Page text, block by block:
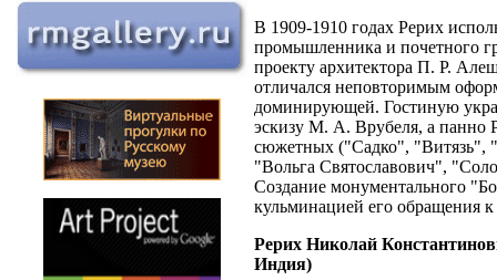
В 1909-1910 годах Рерих
промышленника и почетного
проекту архитектора П. Р.
отличался неповторимым
доминирующей. Гостиную
эскизу М. А. Врубеля, а панно
сюжетных ("Садко", "Витязь",
"Вольга Святославович",
Создание монументального
кульминацией его обращения
Рерих Николай
Индия)